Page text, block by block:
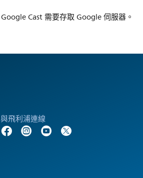
Google Cast 需要存取 Google 伺服器。
與飛利浦連線